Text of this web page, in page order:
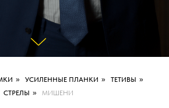
» УСИЛЕННЫЕ ПЛАНКИ » ТЕТИВЫ »
СТРЕЛЫ » МИШЕНИ